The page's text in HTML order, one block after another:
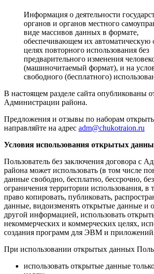
Информация о деятельности
органов и органов местного
виде массивов данных в формате,
обеспечивающем их автоматическую
целях повторного использования без
предварительного изменения
(машиночитаемый формат), и на
свободного (бесплатного)
В настоящем разделе сайта опубликованы
Администрации района.
Предложения и отзывы по наборам
направляйте на адрес adm@chukotraion.ru
Условия использования открытых
Пользователь без заключения договора с
района может использовать (в том числе
данные свободно, бесплатно, бессрочно,
ограничения территории использования, в
право копировать, публиковать,
данные, видоизменять открытые данные и
другой информацией, использовать
некоммерческих и коммерческих целях,
создания программ для ЭВМ и
При использовании открытых данных
использовать открытые данные